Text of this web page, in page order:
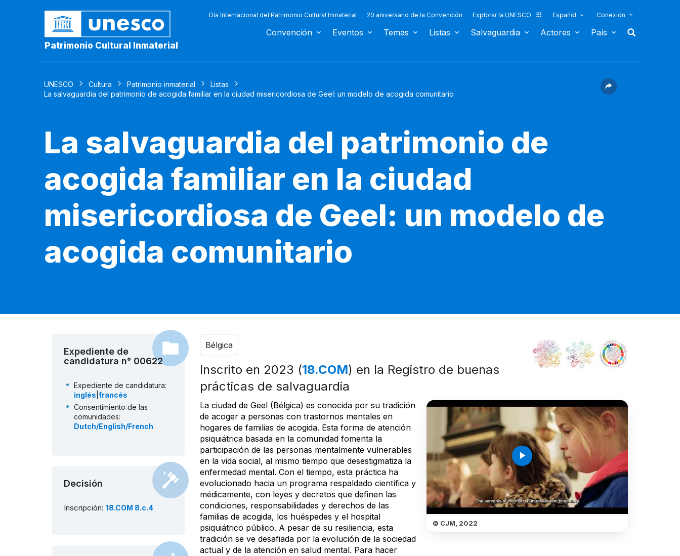
Patrimonio Cultural Inmaterial
Día Internacional del Patrimonio Cultural Inmaterial 20 aniversario de la Convención Explorar la UNESCO Español Conexión
Convención Eventos Temas Listas Salvaguardia Actores País
UNESCO Cultura Patrimonio inmaterial
Listas
La salvaguardia del patrimonio de acogida familiar en la ciudad misericordiosa de Geel: un modelo de acogida comunitario
La salvaguardia del patrimonio de
acogida familiar en la ciudad
misericordiosa de Geel: un modelo de
acogida comunitario
Expediente de
candidatura n° 00622
Expediente de candidatura:
inglés francés
Consentimiento de las
comunidades:
Dutch/English/French
Decisión
Inscripción: 18.COM 8.c.4
Bélgica
Inscrito en 2023 (18.COM) en la Registro de buenas
prácticas de salvaguardia
play_arrow
© CJM, 2022
La ciudad de Geel (Bélgica) es conocida por su tradición
de acoger a personas con trastornos mentales en
hogares de familias de acogida. Esta forma de atención
psiquiátrica basada en la comunidad fomenta la
participación de las personas mentalmente vulnerables
en la vida social, al mismo tiempo que desestigmatiza la
enfermedad mental. Con el tiempo, esta práctica ha
evolucionado hacia un programa respaldado científica y
médicamente, con leyes y decretos que definen las
condiciones, responsabilidades y derechos de las
familias de acogida, los huéspedes y el hospital
psiquiátrico público. A pesar de su resiliencia, esta
tradición se ve desafiada por la evolución de la sociedad
actual y de la atención en salud mental. Para hacer